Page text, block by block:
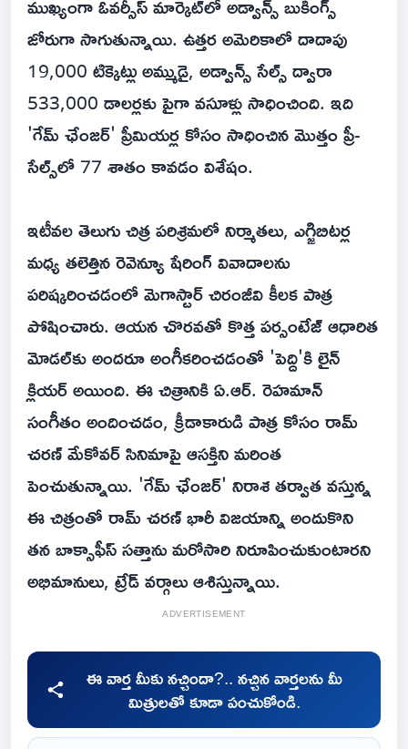
జోరుగా సాగుతున్నాయి. ఉత్తర అమెరికాలో దాదాపు
19,000 టిక్కెట్లు అమ్ముడై, అడ్వాన్స్ సేల్స్ ద్వారా
533,000 డాలర్లకు పైగా వసూళ్లు సాధించింది. ఇది
'గేమ్ ఛేంజర్' ప్రీమియర్ల కోసం సాధించిన మొత్తం ప్రీ-
సేల్స్‌లో 77 శాతం కావడం విశేషం.
ఇటీవల తెలుగు చిత్ర పరిశ్రమలో నిర్మాతలు, ఎగ్జిబిటర్ల
మధ్య తలెత్తిన రెవెన్యూ షేరింగ్ వివాదాలను
పరిష్కరించడంలో మెగాస్టార్ చిరంజీవి కీలక పాత్ర
పోషించారు. ఆయన చొరవతో కొత్త పర్సంటేజ్ ఆధారిత
మోడల్‌కు అందరూ అంగీకరించడంతో 'పెద్ది'కి లైన్
క్లియర్ అయింది. ఈ చిత్రానికి ఏ.ఆర్. రెహమాన్
సంగీతం అందించడం, క్రీడాకారుడి పాత్ర కోసం రామ్
చరణ్ మేకోవర్ సినిమాపై ఆసక్తిని మరింత
పెంచుతున్నాయి. 'గేమ్ ఛేంజర్' నిరాశ తర్వాత వస్తున్న
ఈ చిత్రంతో రామ్ చరణ్ భారీ విజయాన్ని అందుకొని
తన బాక్సాఫీస్ సత్తాను మరోసారి నిరూపించుకుంటారని
అభిమానులు, ట్రేడ్ వర్గాలు ఆశిస్తున్నాయి.
ADVERTISEMENT
ఈ వార్త మీకు నచ్చిందా?.. నచ్చిన వార్తలను మీ
మిత్రులతో కూడా పంచుకోండి.